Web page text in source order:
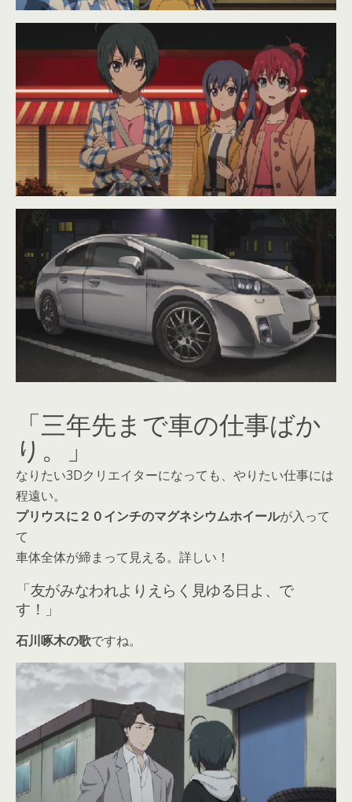
「三年先まで車の仕事ばか
り。」
なりたい3Dクリエイターになっても、やりたい仕事には
程遠い。
プリウスに２０インチのマグネシウムホイールが入って
て
車体全体が締まって見える。詳しい！
「友がみなわれよりえらく見ゆる日よ、で
す！」
石川啄木の歌ですね。